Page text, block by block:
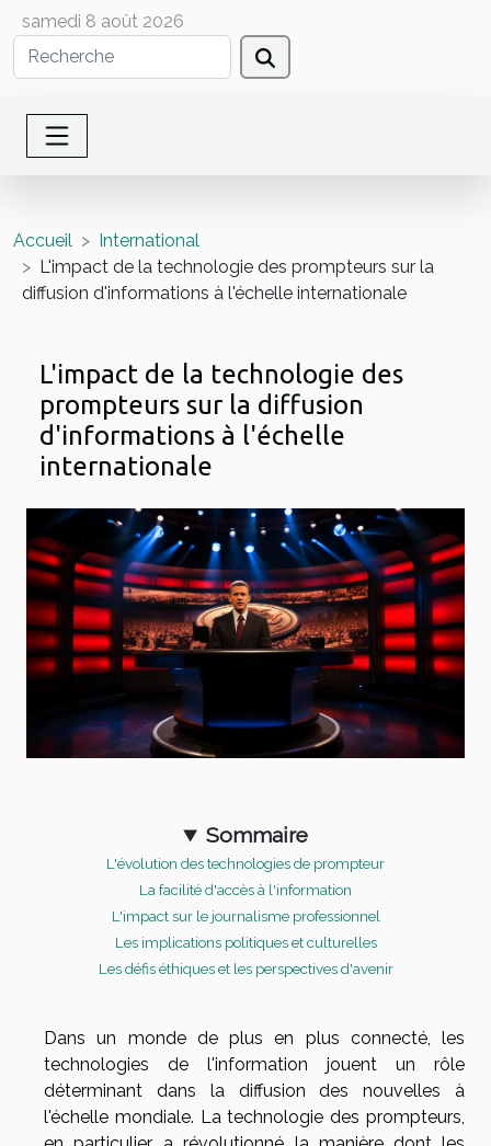
samedi 8 août 2026
Accueil
International
L'impact de la technologie des prompteurs sur la
diffusion d'informations à l'échelle internationale
L'impact de la technologie des
prompteurs sur la diffusion
d'informations à l'échelle
internationale
Sommaire
L'évolution des technologies de prompteur
La facilité d'accès à l'information
L'impact sur le journalisme professionnel
Les implications politiques et culturelles
Les défis éthiques et les perspectives d'avenir
Dans un monde de plus en plus connecté, les
technologies de l'information jouent un rôle
déterminant dans la diffusion des nouvelles à
l'échelle mondiale. La technologie des prompteurs,